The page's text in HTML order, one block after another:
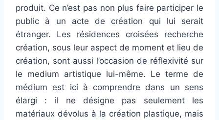
produit. Ce n’est pas non plus faire participer le
public à un acte de création qui lui serait
étranger. Les résidences croisées recherche
création, sous leur aspect de moment et lieu de
création, sont aussi l’occasion de réflexivité sur
le medium artistique lui-même. Le terme de
médium est ici à comprendre dans un sens
élargi : il ne désigne pas seulement les
matériaux dévolus à la création plastique, mais